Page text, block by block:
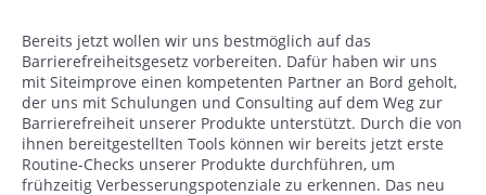
Bereits jetzt wollen wir uns bestmöglich auf das
Barrierefreiheitsgesetz vorbereiten. Dafür haben wir uns
mit Siteimprove einen kompetenten Partner an Bord geholt,
der uns mit Schulungen und Consulting auf dem Weg zur
Barrierefreiheit unserer Produkte unterstützt. Durch die von
ihnen bereitgestellten Tools können wir bereits jetzt erste
Routine-Checks unserer Produkte durchführen, um
frühzeitig Verbesserungspotenziale zu erkennen. Das neu